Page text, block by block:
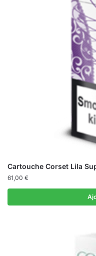
Cartouche Corset Lila
61,00 €